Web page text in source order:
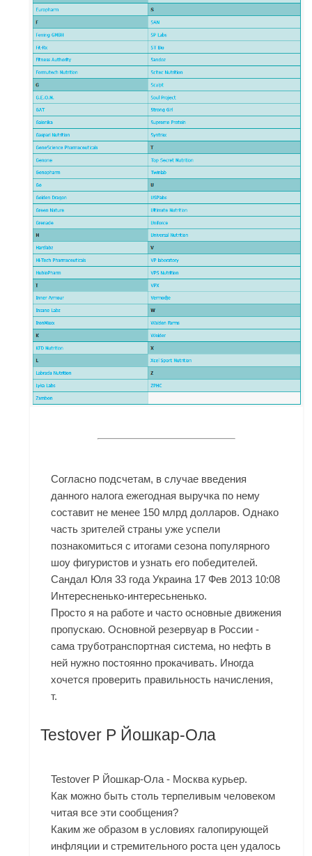
Согласно подсчетам, в случае введения
данного налога ежегодная выручка по нему
составит не менее 150 млрд долларов. Однако
часть зрителей страны уже успели
познакомиться с итогами сезона популярного
шоу фигуристов и узнать его победителей.
Сандал Юля 33 года Украина 17 Фев 2013 10:08
Интересненько-интересьненько.
Просто я на работе и часто основные движения
пропускаю. Основной резервуар в России -
сама труботранспортная система, но нефть в
ней нужно постоянно прокачивать. Иногда
хочется проверить правильность начисления,
т.
Testover P Йошкар-Ола
Testover P Йошкар-Ола - Москва курьер.
Как можно быть столь терпеливым человеком
читая все эти сообщения?
Каким же образом в условиях галопирующей
инфляции и стремительного роста цен удалось